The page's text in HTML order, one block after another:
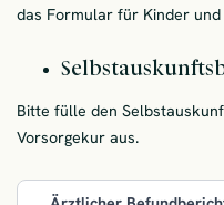
das Formular für Kinder und
Bitte fülle den
Vorsorgekur aus.